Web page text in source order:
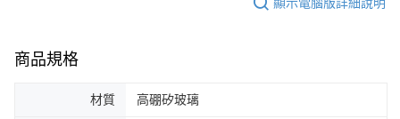
商品規格
材質 高硼矽玻璃